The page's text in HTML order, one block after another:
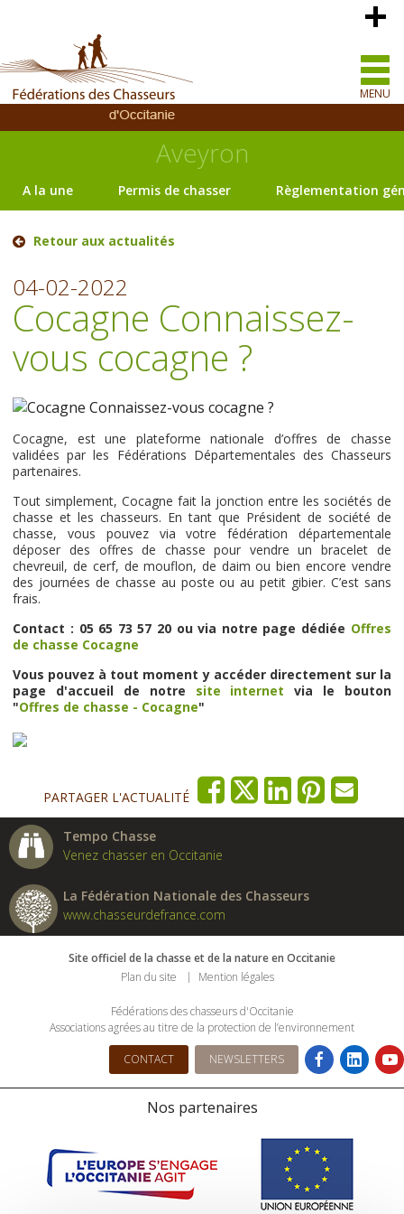
MENU
Aveyron
A la une Permis de chasser Règlementation
Retour aux actualités
04-02-2022
Cocagne Connaissez-
vous cocagne ?
Cocagne, est une plateforme nationale d’offres de chasse
validées par les Fédérations Départementales des Chasseurs
partenaires.
Tout simplement, Cocagne fait la jonction entre les sociétés de
chasse et les chasseurs. En tant que Président de société de
chasse, vous pouvez via votre fédération départementale
déposer des offres de chasse pour vendre un bracelet de
chevreuil, de cerf, de mouflon, de daim ou bien encore vendre
des journées de chasse au poste ou au petit gibier. C’est sans
frais.
Contact : 05 65 73 57 20 ou via notre page dédiée Offres
de chasse Cocagne
Vous pouvez à tout moment y accéder directement sur la
page d'accueil de notre site internet via le bouton
"Offres de chasse - Cocagne"
PARTAGER L'ACTUALITÉ
Tempo Chasse
Venez chasser en Occitanie
La Fédération Nationale des Chasseurs
www.chasseurdefrance.com
Site officiel de la chasse et de la nature en Occitanie
Plan du site
Mention légales
Fédérations des chasseurs d'Occitanie
Associations agrées au titre de la protection de l’environnement
CONTACT NEWSLETTERS
Nos partenaires